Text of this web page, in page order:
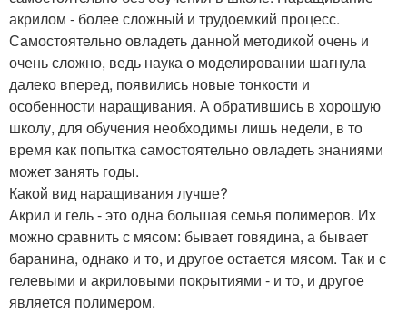
акрилом - более сложный и трудоемкий процесс.
Самостоятельно овладеть данной методикой очень и
очень сложно, ведь наука о моделировании шагнула
далеко вперед, появились новые тонкости и
особенности наращивания. А обратившись в хорошую
школу, для обучения необходимы лишь недели, в то
время как попытка самостоятельно овладеть знаниями
может занять годы.
Какой вид наращивания лучше?
Акрил и гель - это одна большая семья полимеров. Их
можно сравнить с мясом: бывает говядина, а бывает
баранина, однако и то, и другое остается мясом. Так и с
гелевыми и акриловыми покрытиями - и то, и другое
является полимером.